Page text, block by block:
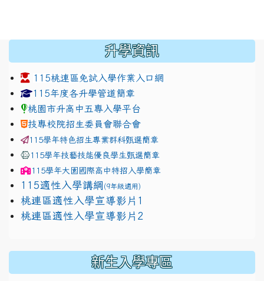
升學資訊
115桃連區免試入學作業入口網
link to https://www.jhjhs.tyc.edu.tw/modules/
115年度各升學管道簡章
桃園市升高中五專入學平台
技專校院招生委員會聯合會
115學年特色招生專業群科甄選簡章
115學年技藝技能優良學生甄選簡章
115學年大園國際高中特招入學簡章
115適性入學講綱 (9年級適用)
link to https://docs.google.com/presentation/d/
桃連區適性入學宣導影片1
link to https://docs.google.com/presentation/d/
桃連區適性入學宣導影片2
新生入學專區